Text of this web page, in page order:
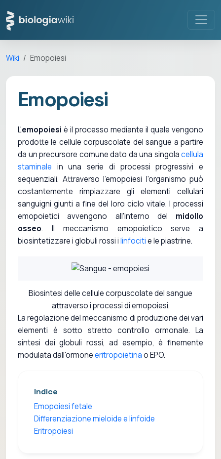
Wiki Emopoiesi
Emopoiesi
L'emopoiesi è il processo mediante il quale vengono
prodotte le cellule corpuscolate del sangue a partire
da un precursore comune dato da una singolacellula
staminale in una serie di processi progressivi e
sequenziali. Attraverso l'emopoiesi l'organismo può
costantemente rimpiazzare gli elementi cellulari
sanguigni giunti a fine del loro ciclo vitale. I processi
emopoietici avvengono all'interno del midollo
osseo. Il meccanismo emopoietico serve a
biosintetizzare i globuli rossi ilinfocitie le piastrine.
Biosintesi delle cellule corpuscolate del sangue
attraverso i processi di emopoiesi.
La regolazione del meccanismo di produzione dei vari
elementi è sotto stretto controllo ormonale. La
sintesi dei globuli rossi, ad esempio, è finemente
modulata dall'ormoneeritropoietinao EPO.
Indice
Emopoiesi fetale
Differenziazione mieloide e linfoide
Eritropoiesi